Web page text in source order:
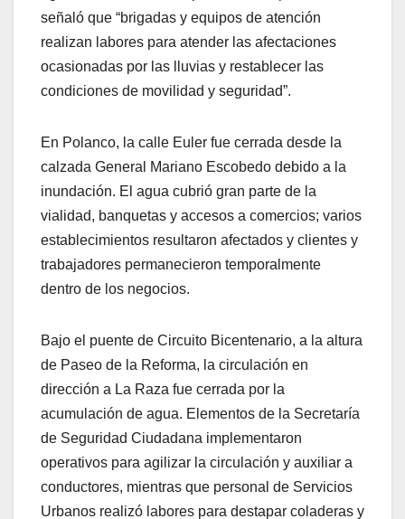
señaló que “brigadas y equipos de atención
realizan labores para atender las afectaciones
ocasionadas por las lluvias y restablecer las
condiciones de movilidad y seguridad”.
En Polanco, la calle Euler fue cerrada desde la
calzada General Mariano Escobedo debido a la
inundación. El agua cubrió gran parte de la
vialidad, banquetas y accesos a comercios; varios
establecimientos resultaron afectados y clientes y
trabajadores permanecieron temporalmente
dentro de los negocios.
Bajo el puente de Circuito Bicentenario, a la altura
de Paseo de la Reforma, la circulación en
dirección a La Raza fue cerrada por la
acumulación de agua. Elementos de la Secretaría
de Seguridad Ciudadana implementaron
operativos para agilizar la circulación y auxiliar a
conductores, mientras que personal de Servicios
Urbanos realizó labores para destapar coladeras y